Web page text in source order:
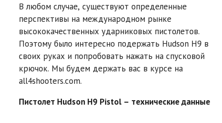
В любом случае, существуют определенные
перспективы на международном рынке
высококачественных ударниковых пистолетов.
Поэтому было интересно подержать Hudson H9 в
своих руках и попробовать нажать на спусковой
крючок. Мы будем держать вас в курсе на
all4shooters.com.
Пистолет Hudson H9 Pistol – технические данные